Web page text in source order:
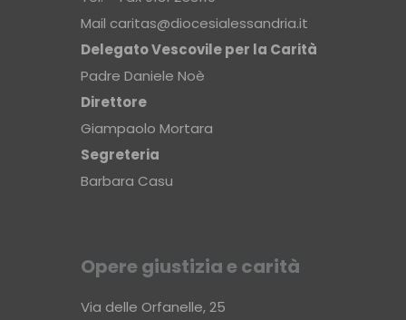
Mail caritas@diocesialessandria.it
Delegato Vescovile per la Carità
Padre Daniele Noè
Direttore
Giampaolo Mortara
Segreteria
Barbara Casu
Opere giustizia e carità
Via delle Orfanelle, 25